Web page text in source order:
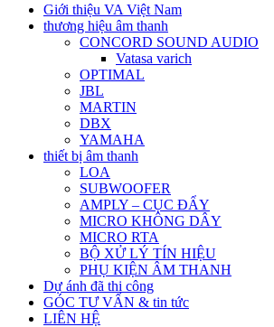
Giới thiệu VA Việt Nam
thương hiệu âm thanh
CONCORD SOUND AUDIO
Vatasa varich
OPTIMAL
JBL
MARTIN
DBX
YAMAHA
thiết bị âm thanh
LOA
SUBWOOFER
AMPLY – CỤC ĐẨY
MICRO KHÔNG DÂY
MICRO RTA
BỘ XỬ LÝ TÍN HIỆU
PHỤ KIỆN ÂM THANH
Dự ánh đã thi công
GÓC TƯ VẤN & tin tức
LIÊN HỆ